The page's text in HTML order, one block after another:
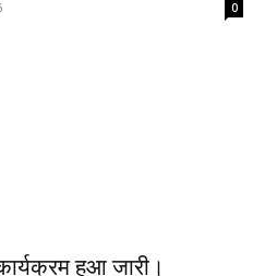
0
कार्यक्रम हुआ जारी।